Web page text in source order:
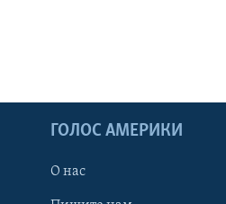
ГОЛОС АМЕРИКИ
О нас